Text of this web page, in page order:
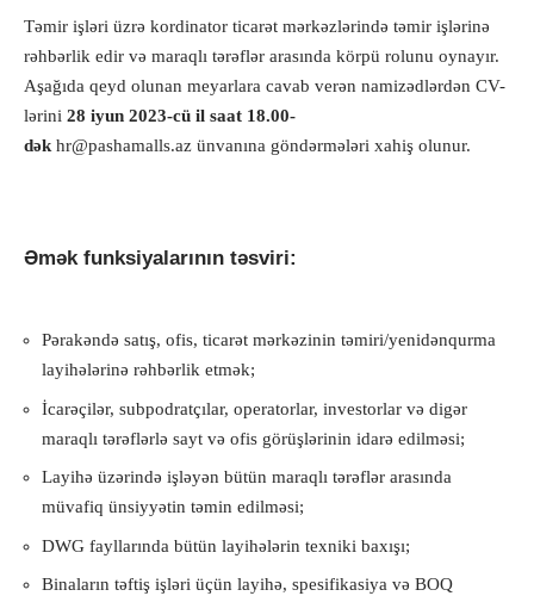
Təmir işləri üzrə kordinator ticarət mərkəzlərində təmir işlərinə
rəhbərlik edir və maraqlı tərəflər arasında körpü rolunu oynayır.
Aşağıda qeyd olunan meyarlara cavab verən namizədlərdən CV-
lərini 28 iyun 2023-cü il saat 18.00-
dək hr@pashamalls.az ünvanına göndərmələri xahiş olunur.
Əmək funksiyalarının təsviri:
Pərakəndə satış, ofis, ticarət mərkəzinin təmiri/yenidənqurma
layihələrinə rəhbərlik etmək;
İcarəçilər, subpodratçılar, operatorlar, investorlar və digər
maraqlı tərəflərlə sayt və ofis görüşlərinin idarə edilməsi;
Layihə üzərində işləyən bütün maraqlı tərəflər arasında
müvafiq ünsiyyətin təmin edilməsi;
DWG fayllarında bütün layihələrin texniki baxışı;
Binaların təftiş işləri üçün layihə, spesifikasiya və BOQ